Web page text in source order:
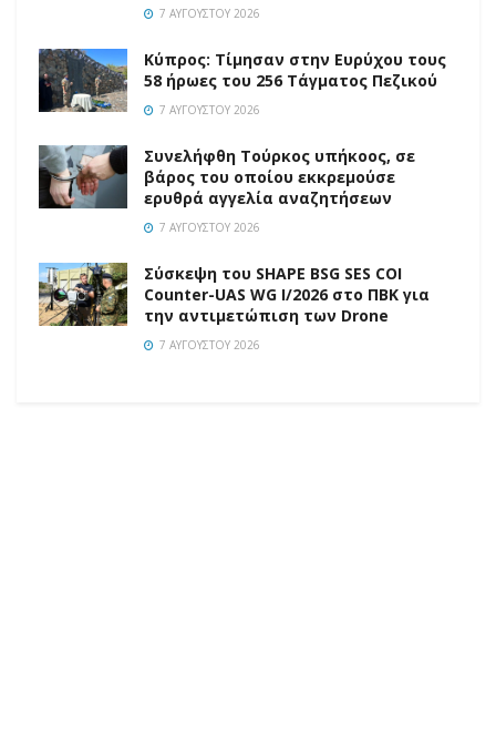
7 ΑΥΓΟΎΣΤΟΥ 2026
Κύπρος: Τίμησαν στην Ευρύχου τους
58 ήρωες του 256 Τάγματος Πεζικού
7 ΑΥΓΟΎΣΤΟΥ 2026
Συνελήφθη Τούρκος υπήκοος, σε
βάρος του οποίου εκκρεμούσε
ερυθρά αγγελία αναζητήσεων
7 ΑΥΓΟΎΣΤΟΥ 2026
Σύσκεψη του SHAPE BSG SES COI
Counter-UAS WG I/2026 στο ΠΒΚ για
την αντιμετώπιση των Drone
7 ΑΥΓΟΎΣΤΟΥ 2026